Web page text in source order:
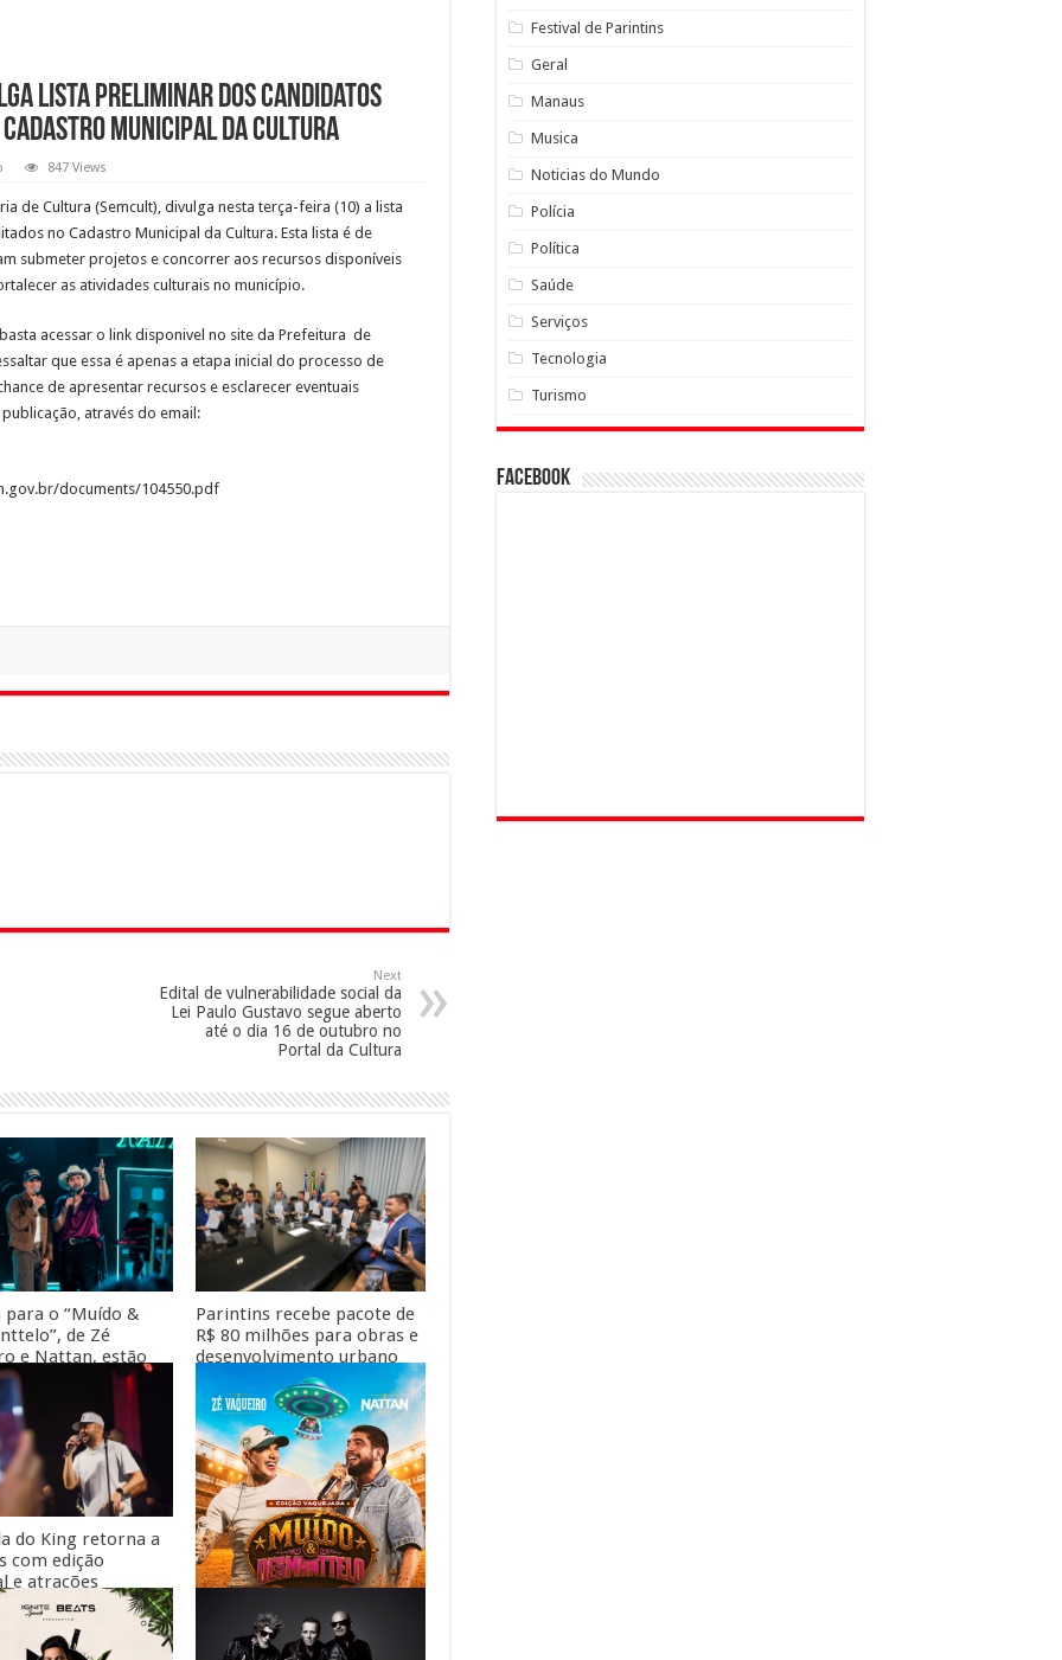
lista preliminar dos candidatos
Municipal da Cultura
847 Views
de Cultura (Semcult), divulga nesta terça-feira (10) a lista
no Cadastro Municipal da Cultura. Esta lista é de
submeter projetos e concorrer aos recursos disponíveis
as atividades culturais no município.
acessar o link disponivel no site da Prefeitura de
que essa é apenas a etapa inicial do processo de
de apresentar recursos e esclarecer eventuais
através do email:
documents/104550.pdf
Next
Edital de vulnerabilidade social da
Lei Paulo Gustavo segue aberto
até o dia 16 de outubro no
Portal da Cultura
para o “Muído &
de Zé
e Nattan, estão
Parintins recebe pacote de
R$ 80 milhões para obras e
desenvolvimento urbano
dos senadores Omar Aziz e
Eduardo Braga
do King retorna a
com edição
e atrações
Festival de Parintins
Geral
Manaus
Musica
Noticias do Mundo
Polícia
Política
Saúde
Serviços
Tecnologia
Turismo
Facebook